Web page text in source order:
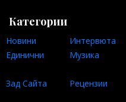
Категории
Новини Интервюта
Единични
Музика
Зад Сайта
Рецензии